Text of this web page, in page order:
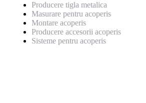
Producere tigla metalica
Masurare pentru acoperis
Montare acoperis
Producere accesorii acoperis
Sisteme pentru acoperis